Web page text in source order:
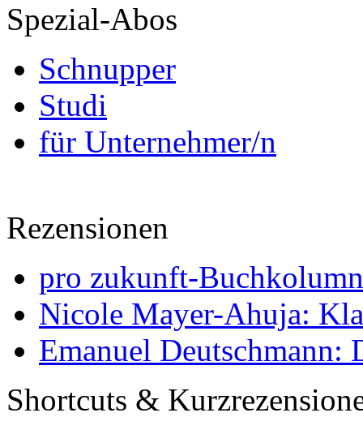
Spezial-Abos
Schnupper
Studi
für Unternehmer/n
Rezensionen
pro zukunft-
Nicole Mayer-Ahuja:
Emanuel Deutschmann:
Shortcuts &